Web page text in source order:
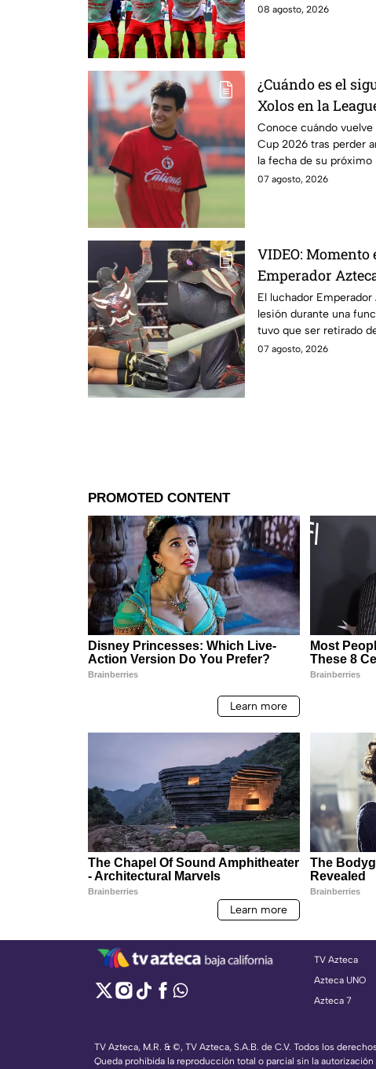
08 agosto, 2026
¿Cuándo es el
Xolos en la
ante Austin FC?
Conoce cuándo vuelve
Cup 2026 tras perder
la fecha de su
07 agosto, 2026
VIDEO:
Emperador
lesión en pleno
en camilla
El luchador
lesión durante una
tuvo que ser retirado
07 agosto, 2026
TV Azteca
Azteca UNO
Azteca 7
TV Azteca, M.R. & ©, TV Azteca, S.A.B. de C.V. Todos los
Queda prohibida la reproducción total o parcial sin la